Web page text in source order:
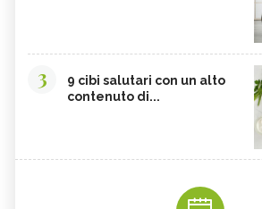
3
9 cibi salutari con un alto
contenuto di...